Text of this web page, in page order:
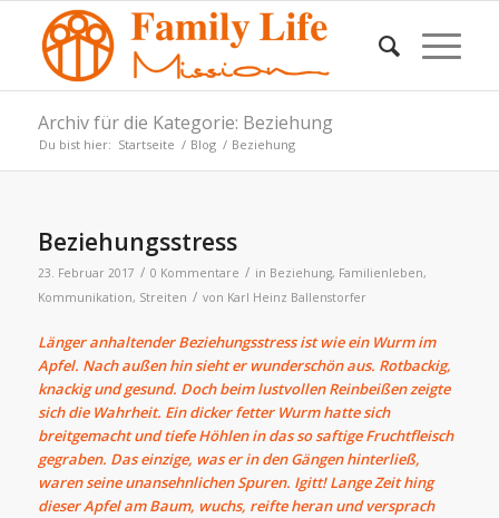
Archiv für die Kategorie: Beziehung
Du bist hier: Startseite / Blog / Beziehung
Beziehungsstress
23. Februar 2017 / 0 Kommentare / in Beziehung, Familienleben,
Kommunikation, Streiten / von Karl Heinz Ballenstorfer
Länger anhaltender Beziehungsstress ist wie ein Wurm im
Apfel. Nach außen hin sieht er wunderschön aus. Rotbackig,
knackig und gesund. Doch beim lustvollen Reinbeißen zeigte
sich die Wahrheit. Ein dicker fetter Wurm hatte sich
breitgemacht und tiefe Höhlen in das so saftige Fruchtfleisch
gegraben. Das einzige, was er in den Gängen hinterließ,
waren seine unansehnlichen Spuren. Igitt! Lange Zeit hing
dieser Apfel am Baum, wuchs, reifte heran und versprach